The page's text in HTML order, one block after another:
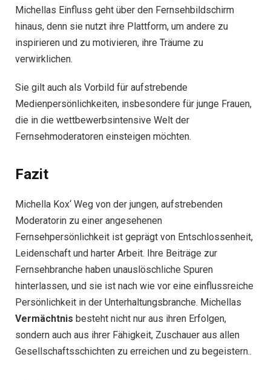
Michellas Einfluss geht über den Fernsehbildschirm
hinaus, denn sie nutzt ihre Plattform, um andere zu
inspirieren und zu motivieren, ihre Träume zu
verwirklichen.
Sie gilt auch als Vorbild für aufstrebende
Medienpersönlichkeiten, insbesondere für junge Frauen,
die in die wettbewerbsintensive Welt der
Fernsehmoderatoren einsteigen möchten.
Fazit
Michella Kox‘ Weg von der jungen, aufstrebenden
Moderatorin zu einer angesehenen
Fernsehpersönlichkeit ist geprägt von Entschlossenheit,
Leidenschaft und harter Arbeit. Ihre Beiträge zur
Fernsehbranche haben unauslöschliche Spuren
hinterlassen, und sie ist nach wie vor eine einflussreiche
Persönlichkeit in der Unterhaltungsbranche. Michellas
Vermächtnis besteht nicht nur aus ihren Erfolgen,
sondern auch aus ihrer Fähigkeit, Zuschauer aus allen
Gesellschaftsschichten zu erreichen und zu begeistern..